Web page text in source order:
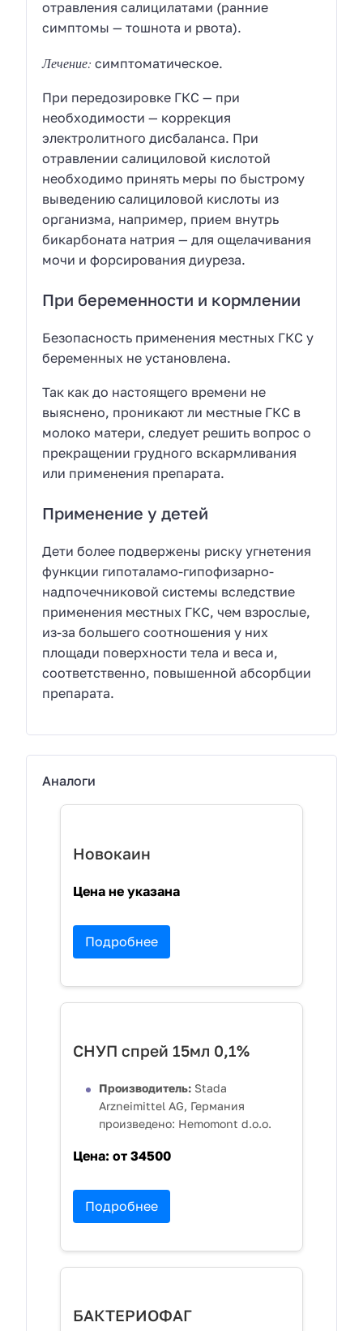
отравления салицилатами (ранние
симптомы — тошнота и рвота).
Лечение: симптоматическое.
При передозировке ГКС — при
необходимости — коррекция
электролитного дисбаланса. При
отравлении салициловой кислотой
необходимо принять меры по быстрому
выведению салициловой кислоты из
организма, например, прием внутрь
бикарбоната натрия — для ощелачивания
мочи и форсирования диуреза.
При беременности и кормлении
Безопасность применения местных ГКС у
беременных не установлена.
Так как до настоящего времени не
выяснено, проникают ли местные ГКС в
молоко матери, следует решить вопрос о
прекращении грудного вскармливания
или применения препарата.
Применение у детей
Дети более подвержены риску угнетения
функции гипоталамо-гипофизарно-
надпочечниковой системы вследствие
применения местных ГКС, чем взрослые,
из-за большего соотношения у них
площади поверхности тела и веса и,
соответственно, повышенной абсорбции
препарата.
Аналоги
Новокаин
Цена не указана
Подробнее
СНУП спрей 15мл 0,1%
Производитель: Stada
Arzneimittel AG, Германия
произведено: Hemomont d.o.o.
Цена: от 34500
Подробнее
БАКТЕРИОФАГ